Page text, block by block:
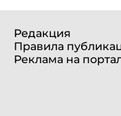
Редакция
Правила
Реклама на